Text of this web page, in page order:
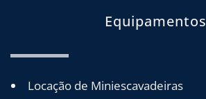
Equipamentos
Locação de Miniescavadeiras